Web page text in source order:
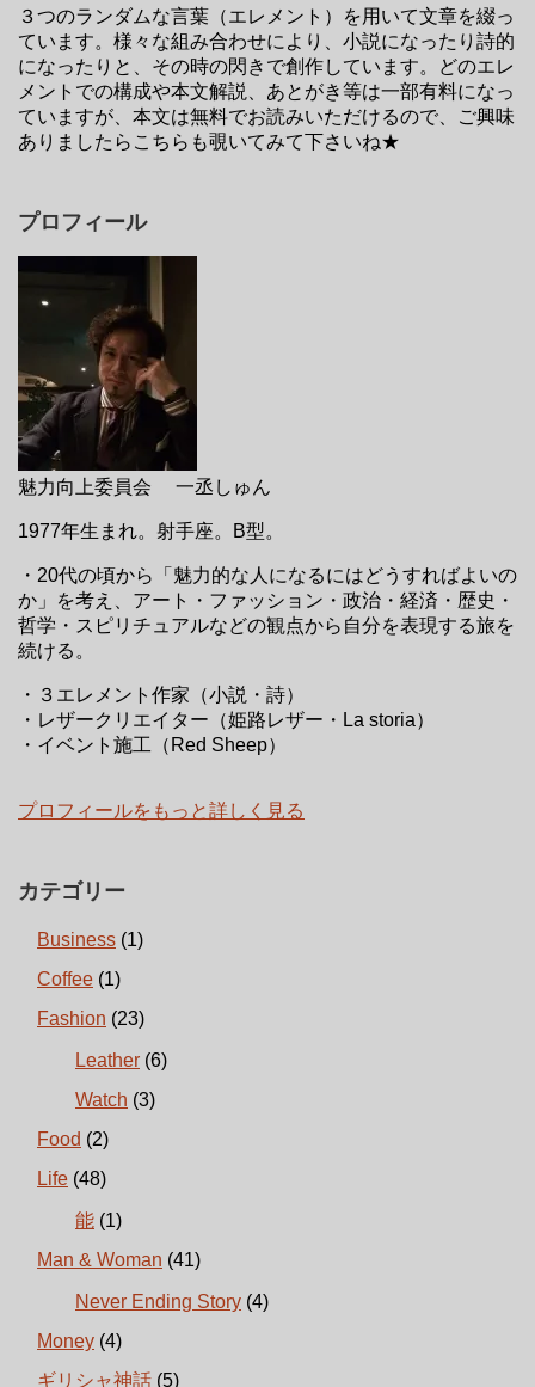
３つのランダムな言葉（エレメント）を用いて文章を綴っ
ています。様々な組み合わせにより、小説になったり詩的
になったりと、その時の閃きで創作しています。どのエレ
メントでの構成や本文解説、あとがき等は一部有料になっ
ていますが、本文は無料でお読みいただけるので、ご興味
ありましたらこちらも覗いてみて下さいね★
プロフィール
魅力向上委員会 一丞しゅん
1977年生まれ。射手座。B型。
・20代の頃から「魅力的な人になるにはどうすればよいの
か」を考え、アート・ファッション・政治・経済・歴史・
哲学・スピリチュアルなどの観点から自分を表現する旅を
続ける。
・３エレメント作家（小説・詩）
・レザークリエイター（姫路レザー・La storia）
・イベント施工（Red Sheep）
プロフィールをもっと詳しく見る
カテゴリー
Business (1)
Coffee (1)
Fashion (23)
Leather (6)
Watch (3)
Food (2)
Life (48)
能 (1)
Man & Woman (41)
Never Ending Story (4)
Money (4)
ギリシャ神話 (5)